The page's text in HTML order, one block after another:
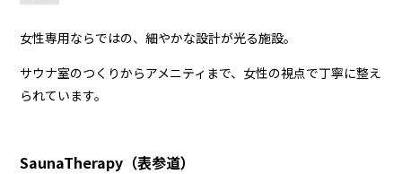
女性専用ならではの、細やかな設計が光る施設。
サウナ室のつくりからアメニティまで、女性の視点で丁寧に整え
られています。
SaunaTherapy（表参道）